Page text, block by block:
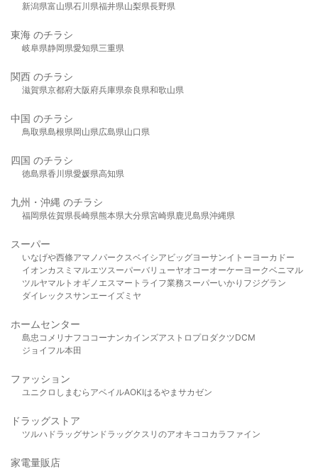
新潟県富山県石川県福井県山梨県長野県
東海 のチラシ
岐阜県静岡県愛知県三重県
関西 のチラシ
滋賀県京都府大阪府兵庫県奈良県和歌山県
中国 のチラシ
鳥取県島根県岡山県広島県山口県
四国 のチラシ
徳島県香川県愛媛県高知県
九州・沖縄 のチラシ
福岡県佐賀県長崎県熊本県大分県宮崎県鹿児島県沖縄県
スーパー
いなげや西條アマノパークスベイシア ビッグヨーサンイトーヨーカドー
イオンカスミ マルエツスーパーバリューヤオコーオーケー ヨークベニマル
ツルヤマルト オギノ エスマート ライフ業務スーパーいかり フジグラン
ダイレックスサンエーイズミヤ
ホームセンター
島忠 コメリ ナフコ コーナンカインズアストロプロダクツDCM
ジョイフル本田
ファッション
ユニクロ しまむら アベイルAOKIはるやま サカゼン
ドラッグストア
ツルハドラッグサンドラッグクスリのアオキ ココカラファイン
家電量販店